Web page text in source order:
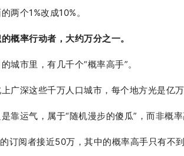
两个1%改成10%。
概率行动者，大约万分之一。
城市里，有几千个“概率高手”。
广深这些千万人口城市，每个地方光是亿
靠运气，属于“随机漫步的傻瓜”，而非概率
订阅者接近50万，其中的概率高手只有不